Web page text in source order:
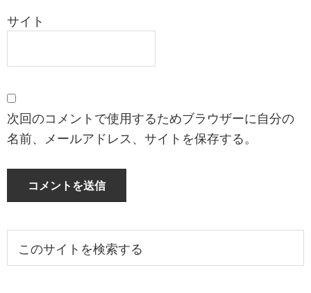
サイト
次回のコメントで使用するためブラウザーに自分の
名前、メールアドレス、サイトを保存する。
最
初
サ